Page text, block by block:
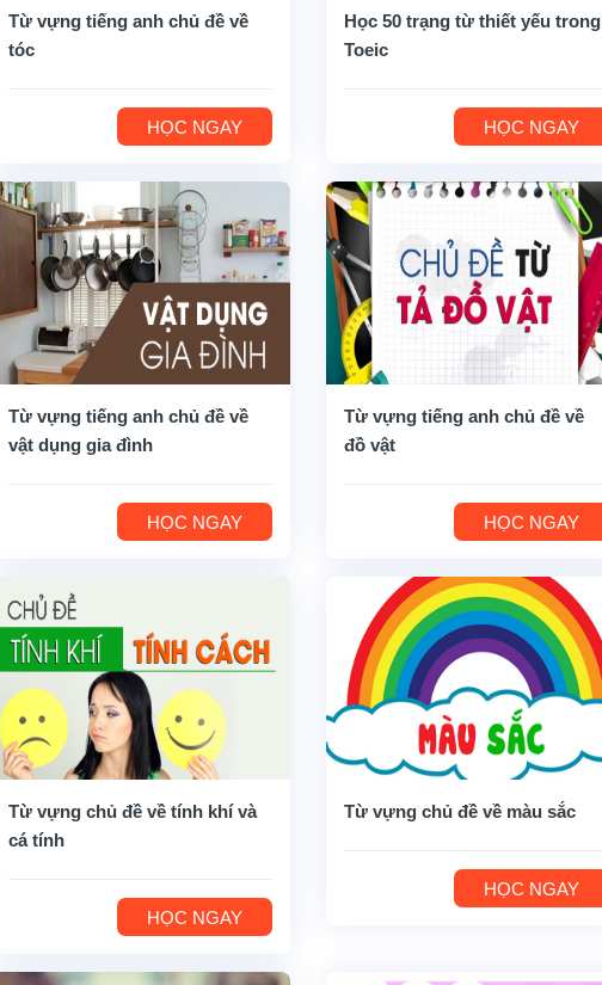
Từ vựng tiếng anh chủ đề về
tóc
HỌC NGAY
Học 50 trạng từ thiết yếu trong
Toeic
HỌC NGAY
Từ vựng tiếng anh chủ đề về
vật dụng gia đình
HỌC NGAY
Từ vựng tiếng anh chủ đề về
đồ vật
HỌC NGAY
Từ vựng chủ đề về tính khí và
cá tính
HỌC NGAY
Từ vựng chủ đề về màu sắc
HỌC NGAY